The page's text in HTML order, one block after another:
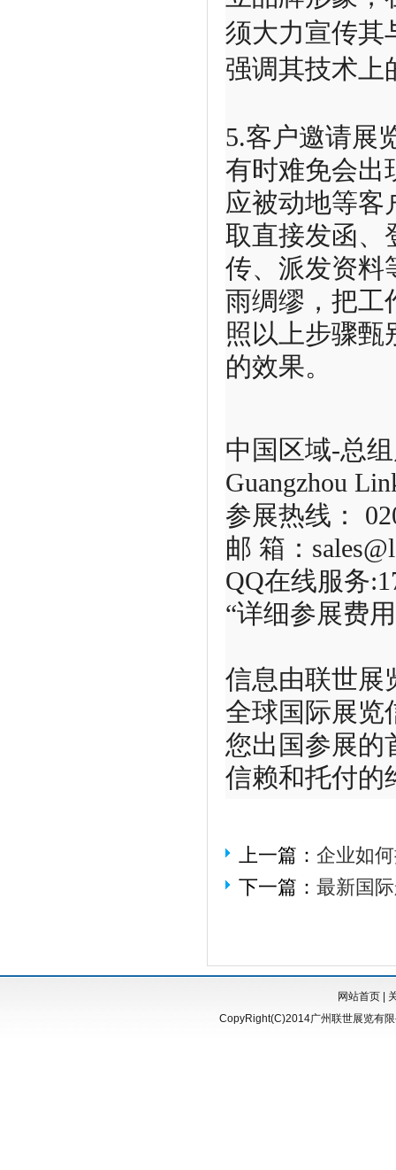
须大力宣传其
强调其技术上
5.客户邀请展
有时难免会出
应被动地等客
取直接发函、
传、派发资料
雨绸缪，把工
照以上步骤甄
的效果。
中国区域-总
Guangzhou
参展热线：
邮 箱：
QQ在线服务
“详细参展费
信息由联世展
全球国际展览
您出国参展的
信赖和托付的
上一篇： 企业如
下一篇： 最新国
网站首页
CopyRight(C)2014广州联世展览有